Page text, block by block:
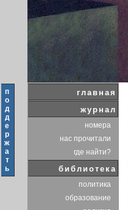
п
о
д
д
е
р
ж
а
т
ь
главная
журнал
номера
нас прочитали
где найти?
библиотека
политика
образование